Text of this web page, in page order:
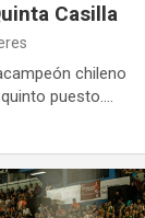
Casilla
chileno
puesto.…